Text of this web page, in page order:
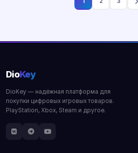
DioKey
DioKey — надёжная платформа для
покупки цифровых игровых товаров.
PlayStation, Xbox, Steam и другое.